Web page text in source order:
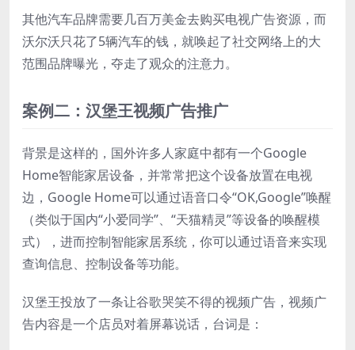
其他汽车品牌需要几百万美金去购买电视广告资源，而
沃尔沃只花了5辆汽车的钱，就唤起了社交网络上的大
范围品牌曝光，夺走了观众的注意力。
案例二：汉堡王视频广告推广
背景是这样的，国外许多人家庭中都有一个Google
Home智能家居设备，并常常把这个设备放置在电视
边，Google Home可以通过语音口令“OK,Google”唤醒
（类似于国内“小爱同学”、“天猫精灵”等设备的唤醒模
式），进而控制智能家居系统，你可以通过语音来实现
查询信息、控制设备等功能。
汉堡王投放了一条让谷歌哭笑不得的视频广告，视频广
告内容是一个店员对着屏幕说话，台词是：